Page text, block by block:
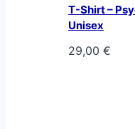
T-Shirt –
Unisex
29,00 €